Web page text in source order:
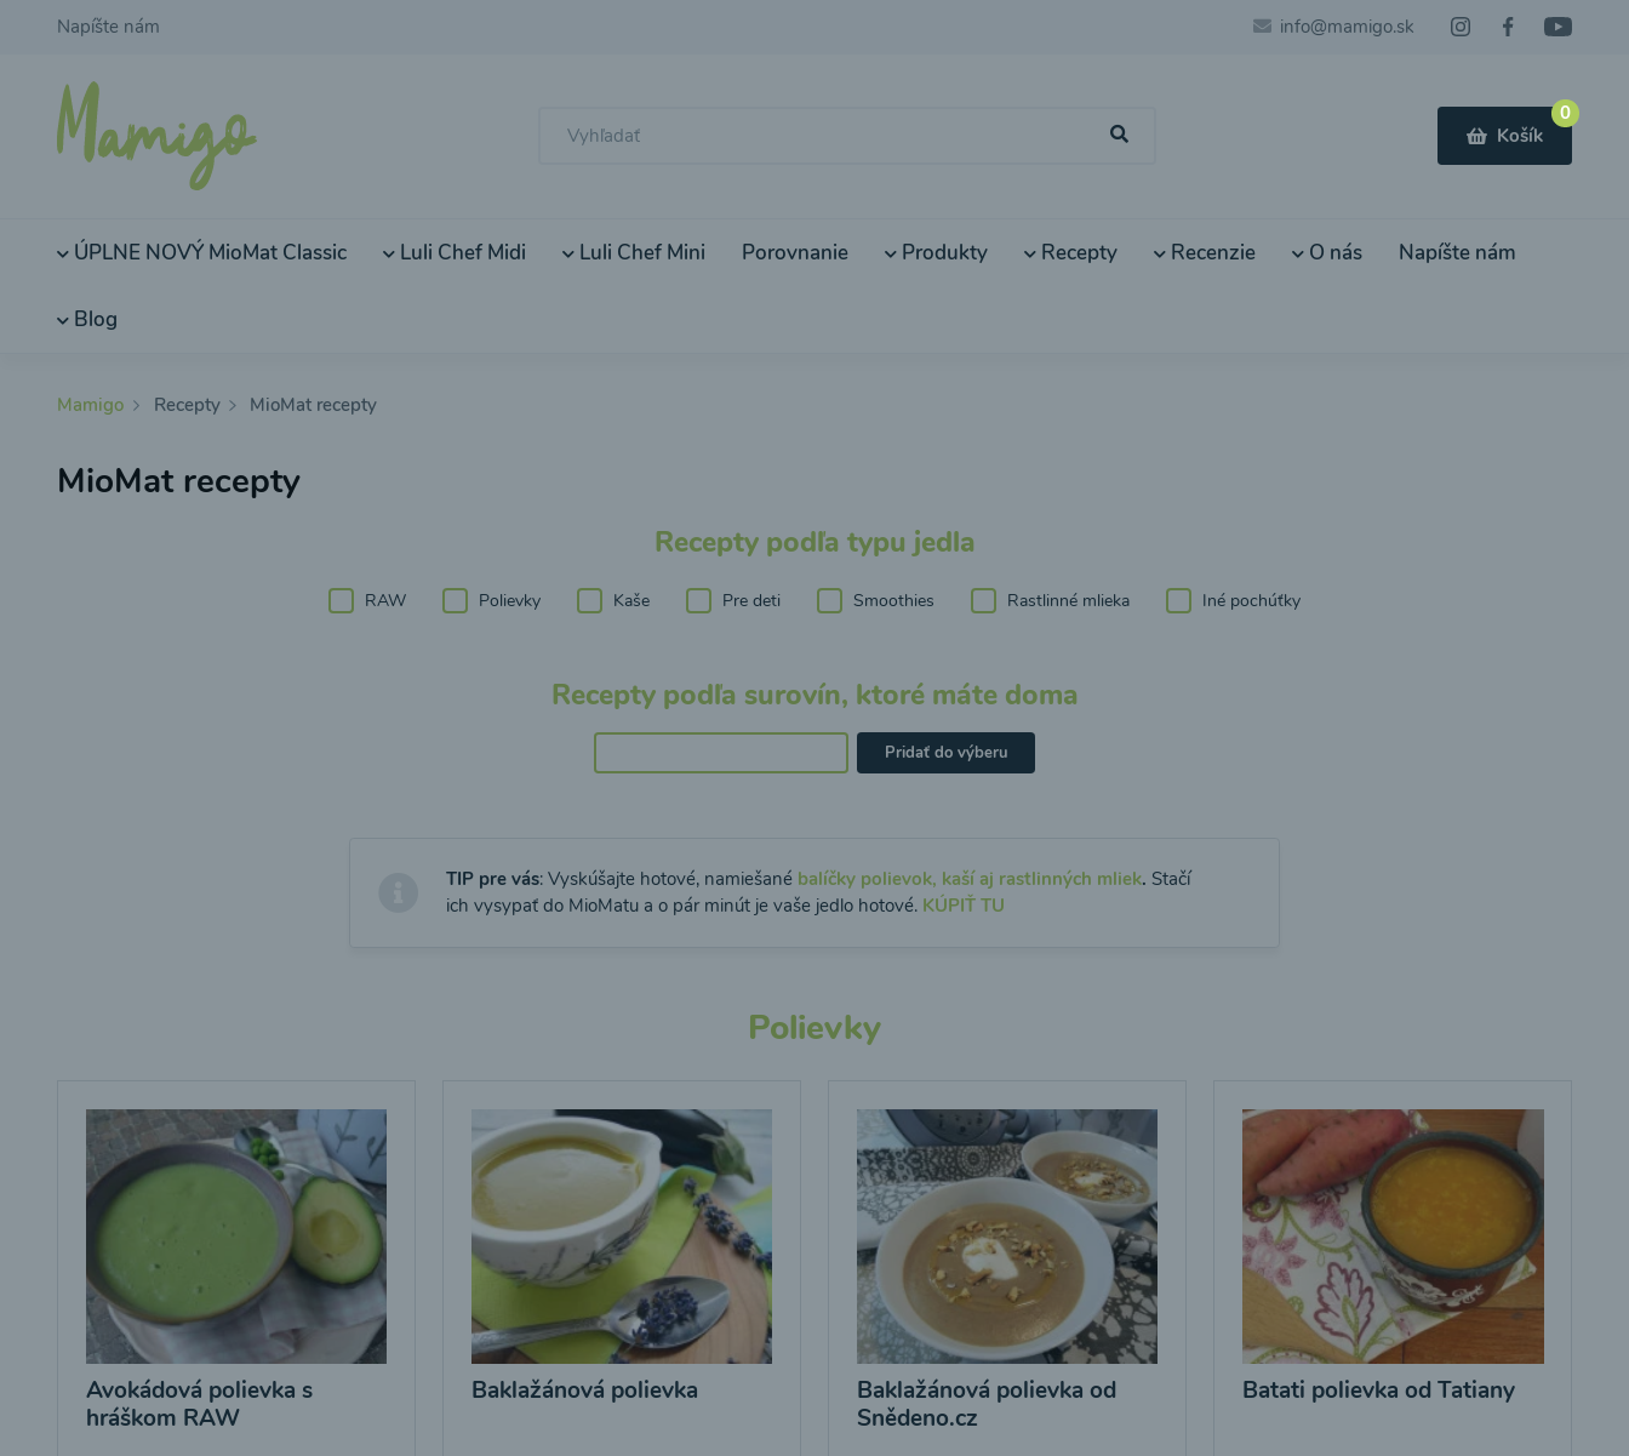
Napíšte nám info@mamigo.sk
0
Košík
ÚPLNE NOVÝ MioMat Classic Luli Chef Midi Luli Chef Mini Porovnanie Produkty Recepty Recenzie O nás Napíšte nám
Blog
Mamigo Recepty MioMat recepty
MioMat recepty
Recepty podľa typu jedla
RAW Polievky Kaše Pre deti Smoothies Rastlinné mlieka Iné pochúťky
Recepty podľa surovín, ktoré máte doma
Pridať do výberu
TIP pre vás: Vyskúšajte hotové, namiešané balíčky polievok, kaší aj rastlinných mliek. Stačí
ich vysypať do MioMatu a o pár minút je vaše jedlo hotové. KÚPIŤ TU
Polievky
Avokádová polievka s
hráškom RAW
Baklažánová polievka
Baklažánová polievka od
Snědeno.cz
Batati polievka od Tatiany